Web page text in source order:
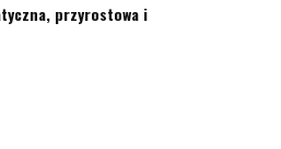
przyrostowa i